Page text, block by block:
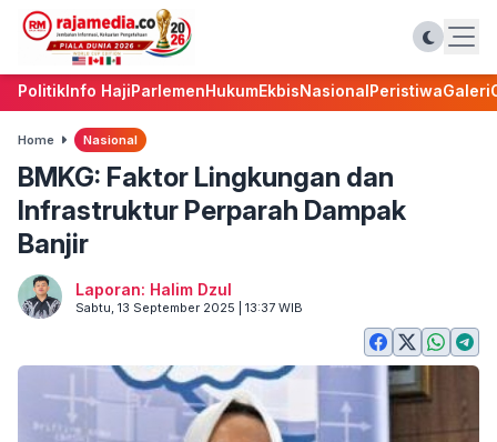
PolitikInfo HajiParlemenHukumEkbisNasionalPeristiwaGaleri
Home Nasional
BMKG: Faktor Lingkungan dan
Infrastruktur Perparah Dampak
Banjir
Laporan: Halim Dzul
Sabtu, 13 September 2025 | 13:37 WIB